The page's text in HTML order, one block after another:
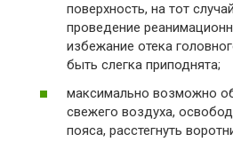
поверхность, на тот
проведение
избежание отека
быть слегка приподнята;
максимально возможно
свежего воздуха,
пояса, расстегнуть